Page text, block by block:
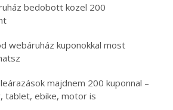
bedobott közel 200
webáruház kuponokkal most
majdnem 200 kuponnal –
tablet, ebike, motor is